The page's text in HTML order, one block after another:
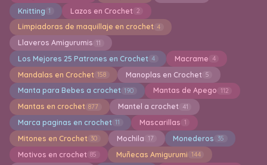
Knitting 1 Lazos en Crochet 2
Limpiadoras de maquillaje en crochet 4
Llaveros Amigurumis 11
Los Mejores 25 Patrones en Crochet 4 Macrame 4
Mandalas en Crochet 158 Manoplas en Crochet 5
Manta para Bebes a crochet 190 Mantas de Apego 112
Mantas en crochet 877 Mantel a crochet 41
Marca paginas en crochet 11 Mascarillas 1
Mitones en Crochet 30 Mochila 17 Monederos 35
Motivos en crochet 85 Muñecas Amigurumi 144